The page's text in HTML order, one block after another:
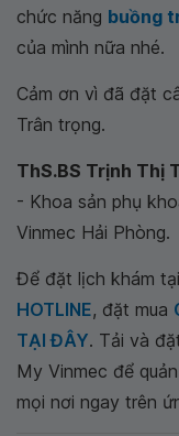
chức năng buồng
của mình nữa nhé.
Cảm ơn vì đã đặt
Trân trọng.
ThS.BS Trịnh Thị
- Khoa sản phụ
Vinmec Hải Phòng.
Để đặt lịch khám
HOTLINE, đặt mua
TẠI ĐÂY. Tải và
My Vinmec để
mọi nơi ngay trên